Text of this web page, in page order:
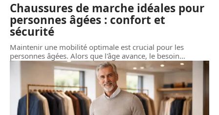
Chaussures de marche idéales pour
personnes âgées : confort et
sécurité
Maintenir une mobilité optimale est crucial pour les
personnes âgées. Alors que l'âge avance, le besoin…